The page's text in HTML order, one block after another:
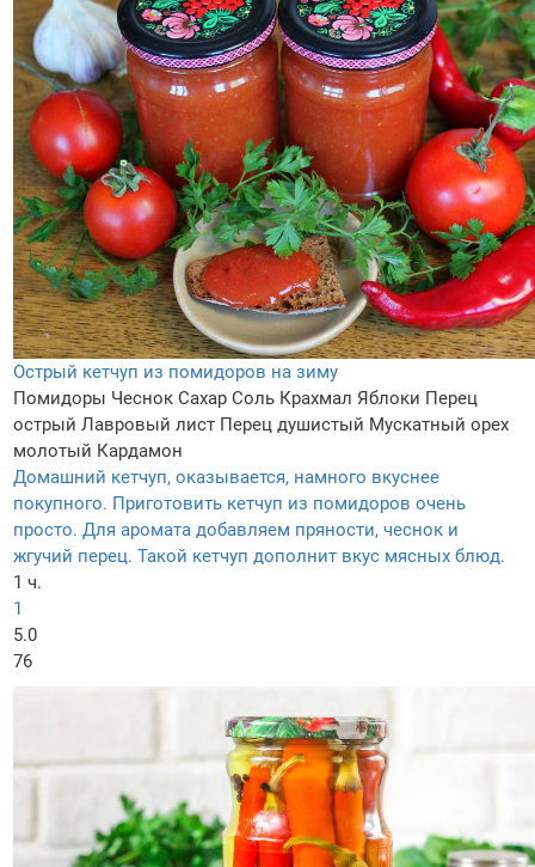
Острый кетчуп из помидоров на зиму
Помидоры Чеснок Сахар Соль Крахмал Яблоки Перец
острый Лавровый лист Перец душистый Мускатный орех
молотый Кардамон
Домашний кетчуп, оказывается, намного вкуснее
покупного. Приготовить кетчуп из помидоров очень
просто. Для аромата добавляем пряности, чеснок и
жгучий перец. Такой кетчуп дополнит вкус мясных блюд.
1 ч.
1
5.0
76